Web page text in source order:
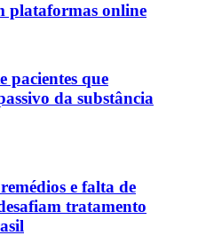
plataformas online
pacientes que
da substância
e falta de
tratamento